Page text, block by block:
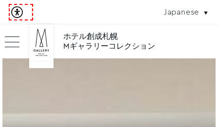
Japanese
ホテル創成札幌
Mギャラリーコレクション